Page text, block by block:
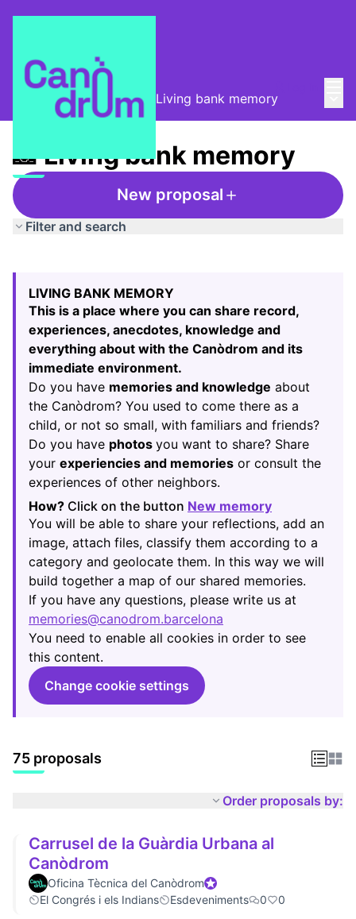
Taula de Memòries / 📸 Living bank memory
📸 Living bank memory
New proposal
Filter and search
−
LIVING BANK MEMORY
This is a place where you can share record,
experiences, anecdotes, knowledge and
everything about with the Canòdrom and its
immediate environment.
Do you have memories and knowledge about
the Canòdrom? You used to come there as a
child, or not so small, with familiars and friends?
Do you have photos you want to share? Share
your experiencies and memories or consult the
experiences of other neighbors.
How? Click on the button New memory
(Opens in
You will be able to share your reflections, add an
image, attach files, classify them according to a
category and geolocate them. In this way we will
build together a map of our shared memories.
If you have any questions, please write us at
memories@canodrom.barcelona
(Opens in new tab)
You need to enable all cookies in order to see
this content.
Change cookie settings
75 proposals
Order proposals by:
Carrusel de la Guàrdia Urbana al
Canòdrom
Oficina Tècnica del CanòdromOfficial participant
El Congrés i els Indians
Esdeveniments 0 0